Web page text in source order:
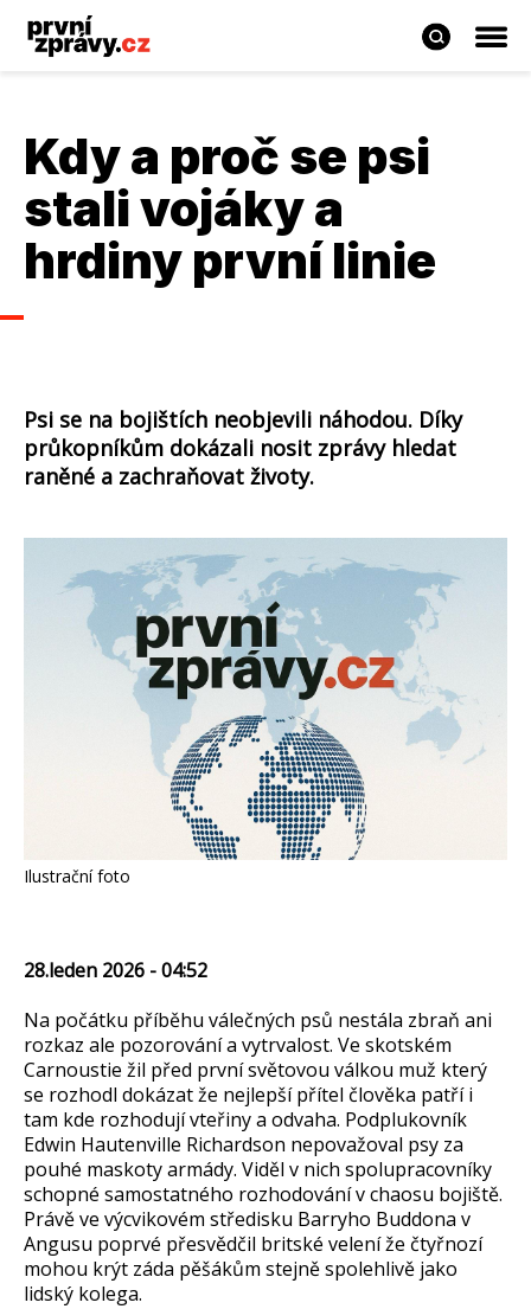
Kdy a proč se psi
stali vojáky a
hrdiny první linie
Psi se na bojištích neobjevili náhodou. Díky
průkopníkům dokázali nosit zprávy hledat
raněné a zachraňovat životy.
Ilustrační foto
28.leden 2026 - 04:52
Na počátku příběhu válečných psů nestála zbraň ani
rozkaz ale pozorování a vytrvalost. Ve skotském
Carnoustie žil před první světovou válkou muž který
se rozhodl dokázat že nejlepší přítel člověka patří i
tam kde rozhodují vteřiny a odvaha. Podplukovník
Edwin Hautenville Richardson nepovažoval psy za
pouhé maskoty armády. Viděl v nich spolupracovníky
schopné samostatného rozhodování v chaosu bojiště.
Právě ve výcvikovém středisku Barryho Buddona v
Angusu poprvé přesvědčil britské velení že čtyřnozí
mohou krýt záda pěšákům stejně spolehlivě jako
lidský kolega.